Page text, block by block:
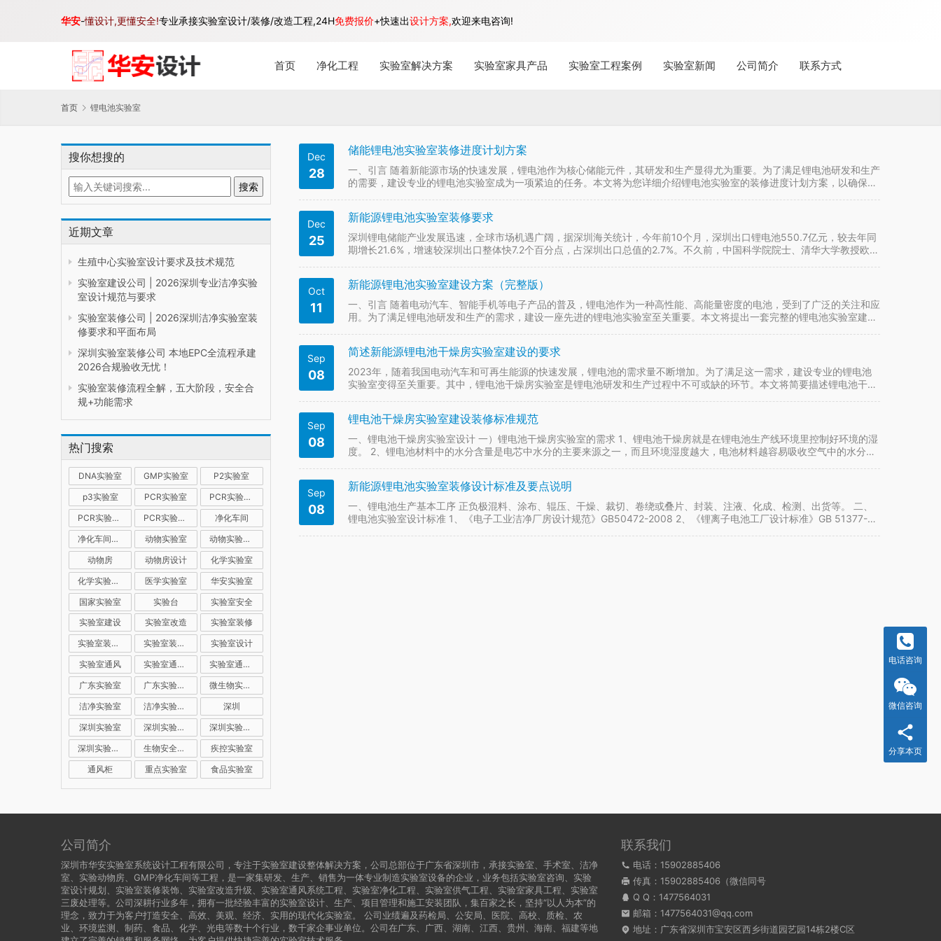
首页 净化工程 实验室解决方案 实验室家具产品 实验室工程案例 实验室新闻 公司简介 联系方式
首页 锂电池实验室
搜你想搜的
近期文章
生殖中心实验室设计要求及技术规范
实验室建设公司 | 2026深圳专业洁净实验
室设计规范与要求
实验室装修公司 | 2026深圳洁净实验室装
修要求和平面布局
深圳实验室装修公司 本地EPC全流程承建
2026合规验收无忧！
实验室装修流程全解，五大阶段，安全合
规+功能需求
热门搜索
DNA实验室 GMP实验室
P2实验室
p3实验室
PCR实验室
PCR实验室建设
PCR实验室装修
PCR实验室设计
净化车间
净化车间装修
动物实验室
动物实验室建设
动物房
动物房设计
化学实验室
化学实验室设计
医学实验室
华安实验室
国家实验室
实验台
实验室安全
实验室建设
实验室改造
实验室装修
实验室装修公司
实验室装修设计
实验室设计
实验室通风
实验室通风系统
实验室通风设计
广东实验室
广东实验室装修
微生物实验室
洁净实验室
洁净实验室设计
深圳
深圳实验室
深圳实验室建设
深圳实验室装修
深圳实验室设计
生物安全实验室
疾控实验室
通风柜
重点实验室 食品实验室
Dec
28
储能锂电池实验室装修进度计划方案
一、引言 随着新能源市场的快速发展，锂电池作为核心储能元件，其研发和生产显得尤为重要。为了满足锂电池研发和生产
的需要，建设专业的锂电池实验室成为一项紧迫的任务。本文将为您详细介绍锂电池实验室的装修进度计划方案，以确保实
Dec
25
新能源锂电池实验室装修要求
深圳锂电储能产业发展迅速，全球市场机遇广阔，据深圳海关统计，今年前10个月，深圳出口锂电池550.7亿元，较去年同
期增长21.6%，增速较深圳出口整体快7.2个百分点，占深圳出口总值的2.7%。不久前，中国科学院院士、清华大学教授欧阳
Oct
11
新能源锂电池实验室建设方案（完整版）
一、引言 随着电动汽车、智能手机等电子产品的普及，锂电池作为一种高性能、高能量密度的电池，受到了广泛的关注和应
用。为了满足锂电池研发和生产的需求，建设一座先进的锂电池实验室至关重要。本文将提出一套完整的锂电池实验室建设
Sep
08
简述新能源锂电池干燥房实验室建设的要求
2023年，随着我国电动汽车和可再生能源的快速发展，锂电池的需求量不断增加。为了满足这一需求，建设专业的锂电池
实验室变得至关重要。其中，锂电池干燥房实验室是锂电池研发和生产过程中不可或缺的环节。本文将简要描述锂电池干燥
Sep
08
锂电池干燥房实验室建设装修标准规范
一、锂电池干燥房实验室设计 一）锂电池干燥房实验室的需求 1、锂电池干燥房就是在锂电池生产线环境里控制好环境的湿
度。 2、锂电池材料中的水分含量是电芯中水分的主要来源之一，而且环境湿度越大，电池材料越容易吸收空气中的水分。
Sep
08
新能源锂电池实验室装修设计标准及要点说明
一、锂电池生产基本工序 正负极混料、涂布、辊压、干燥、裁切、卷绕或叠片、封装、注液、化成、检测、出货等。 二、
锂电池实验室设计标准 1、《电子工业洁净厂房设计规范》GB50472-2008 2、《锂离子电池工厂设计标准》GB 51377-
公司简介
深圳市华安实验室系统设计工程有限公司，专注于实验室建设整体解决方案，公司总部位于广东省深圳市，承接实验室、手术室、洁净
室、实验动物房、GMP净化车间等工程，是一家集研发、生产、销售为一体专业制造实验室设备的企业，业务包括实验室咨询、实验
室设计规划、实验室装修装饰、实验室改造升级、实验室通风系统工程、实验室净化工程、实验室供气工程、实验室家具工程、实验室
三废处理等。公司深耕行业多年，拥有一批经验丰富的实验室设计、生产、项目管理和施工安装团队，集百家之长，坚持“以人为本”的
理念，致力于为客户打造安全、高效、美观、经济、实用的现代化实验室。 公司业绩遍及药检局、公安局、医院、高校、质检、农
业、环境监测、制药、食品、化学、光电等数十个行业，数千家企事业单位。公司在广东、广西、湖南、江西、贵州、海南、福建等地
联系我们
电话：15902885406
传真：15902885406（微信同号
Q Q： 1477564031
邮箱：1477564031@qq.com
地址：广东省深圳市宝安区西乡街道园艺园14栋2楼C区
电话咨询
微信咨询
分享本页
华安-懂设计,更懂安全!专业承接实验室设计/装修/改造工程,24H免费报价+快速出设计方案,欢迎来电咨询!